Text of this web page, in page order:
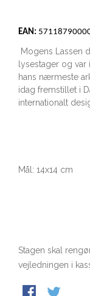
EAN:
Mogens Lassen
lysestager og
hans nærmeste
idag fremstillet i
internationalt
Mål: 14x14 cm
Stagen skal
vejledningen i